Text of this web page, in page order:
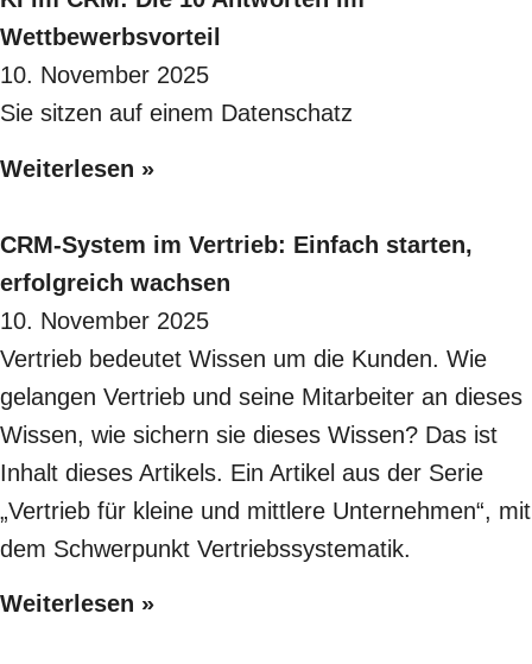
Wettbewerbsvorteil
10. November 2025
Sie sitzen auf einem Datenschatz
Weiterlesen »
CRM-System im Vertrieb: Einfach starten,
erfolgreich wachsen
10. November 2025
Vertrieb bedeutet Wissen um die Kunden. Wie
gelangen Vertrieb und seine Mitarbeiter an dieses
Wissen, wie sichern sie dieses Wissen? Das ist
Inhalt dieses Artikels. Ein Artikel aus der Serie
„Vertrieb für kleine und mittlere Unternehmen“, mit
dem Schwerpunkt Vertriebssystematik.
Weiterlesen »